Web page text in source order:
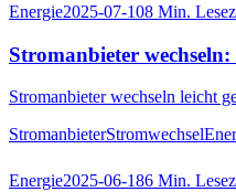
Energie2025-07-108 Min.
Stromanbieter
Stromanbieter wechseln leicht
StromanbieterStromwechsel
Energie2025-06-186 Min.